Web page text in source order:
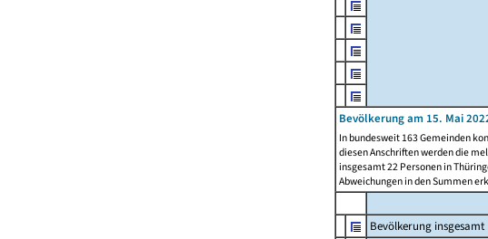
Bevölkerung am 15. Mai
In bundesweit 163 Gemeinden
diesen Anschriften werden die
insgesamt 22 Personen in
Abweichungen in den Summen
Bevölkerung insgesamt